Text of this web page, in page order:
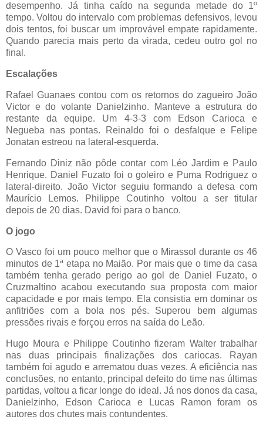
desempenho. Já tinha caído na segunda metade do 1º
tempo. Voltou do intervalo com problemas defensivos, levou
dois tentos, foi buscar um improvável empate rapidamente.
Quando parecia mais perto da virada, cedeu outro gol no
final.
Escalações
Rafael Guanaes contou com os retornos do zagueiro João
Victor e do volante Danielzinho. Manteve a estrutura do
restante da equipe. Um 4-3-3 com Edson Carioca e
Negueba nas pontas. Reinaldo foi o desfalque e Felipe
Jonatan estreou na lateral-esquerda.
Fernando Diniz não pôde contar com Léo Jardim e Paulo
Henrique. Daniel Fuzato foi o goleiro e Puma Rodriguez o
lateral-direito. João Victor seguiu formando a defesa com
Maurício Lemos. Philippe Coutinho voltou a ser titular
depois de 20 dias. David foi para o banco.
O jogo
O Vasco foi um pouco melhor que o Mirassol durante os 46
minutos de 1ª etapa no Maião. Por mais que o time da casa
também tenha gerado perigo ao gol de Daniel Fuzato, o
Cruzmaltino acabou executando sua proposta com maior
capacidade e por mais tempo. Ela consistia em dominar os
anfitriões com a bola nos pés. Superou bem algumas
pressões rivais e forçou erros na saída do Leão.
Hugo Moura e Philippe Coutinho fizeram Walter trabalhar
nas duas principais finalizações dos cariocas. Rayan
também foi agudo e arrematou duas vezes. A eficiência nas
conclusões, no entanto, principal defeito do time nas últimas
partidas, voltou a ficar longe do ideal. Já nos donos da casa,
Danielzinho, Edson Carioca e Lucas Ramon foram os
autores dos chutes mais contundentes.